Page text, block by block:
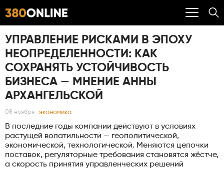
УПРАВЛЕНИЕ РИСКАМИ В ЭПОХУ
НЕОПРЕДЕЛЕННОСТИ: КАК
СОХРАНЯТЬ УСТОЙЧИВОСТЬ
БИЗНЕСА — МНЕНИЕ АННЫ
АРХАНГЕЛЬСКОЙ
08 ноября экономика
В последние годы компании действуют в условиях
растущей волатильности — геополитической,
экономической, технологической. Меняются цепочки
поставок, регуляторные требования становятся жёстче,
а скорость принятия управленческих решений